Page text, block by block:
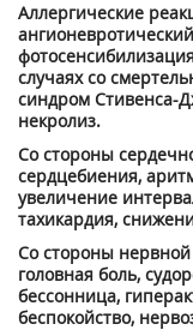
Аллергические
случаях со
синдром Стивенса-
некролиз.
Со стороны
сердцебиения,
увеличение
тахикардия,
Со стороны
головная боль,
бессонница,
беспокойство,